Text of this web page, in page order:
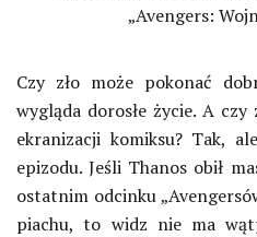
„Avengers:
Czy zło może pokonać
wygląda dorosłe życie. A
ekranizacji komiksu? Tak,
epizodu. Jeśli Thanos obił
ostatnim odcinku
piachu, to widz nie ma